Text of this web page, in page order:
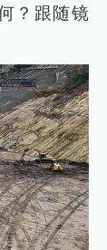
？跟随镜